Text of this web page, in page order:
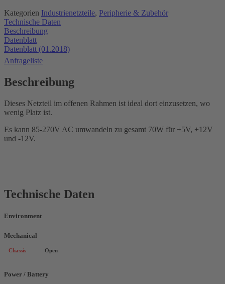
Kategorien Industrienetzteile, Peripherie & Zubehör
Technische Daten
Beschreibung
Datenblatt
Datenblatt (01.2018)
Anfrageliste
Beschreibung
Dieses Netzteil im offenen Rahmen ist ideal dort einzusetzen, wo
wenig Platz ist.
Es kann 85-270V AC umwandeln zu gesamt 70W für +5V, +12V
und -12V.
Technische Daten
Environment
Mechanical
Chassis Open
Power / Battery